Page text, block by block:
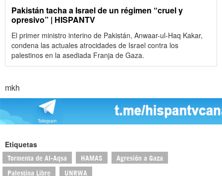
Pakistán tacha a Israel de un régimen “cruel y
opresivo” | HISPANTV
El primer ministro interino de Pakistán, Anwaar-ul-Haq Kakar,
condena las actuales atrocidades de Israel contra los
palestinos en la asediada Franja de Gaza.
mkh
Etiquetas
Tormenta de Al-Aqsa HAMAS Agresión a Gaza
Palestina Libre UNRWA